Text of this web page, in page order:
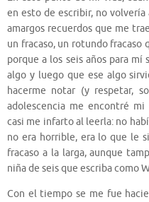
en esto de escribir, no
amargos recuerdos que me
un fracaso, un rotundo fracaso
porque a los seis años para
algo y luego que ese algo
hacerme notar (y respetar,
adolescencia me encontré mi
casi me infarto al leerla: no
no era horrible, era lo que le
fracaso a la larga, aunque
niña de seis que escriba como
Con el tiempo se me fue